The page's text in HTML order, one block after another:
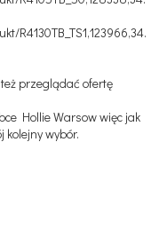
R4130TB_TS1,123966,34.
przeglądać ofertę
Hollie Warsow więc jak
kolejny wybór.